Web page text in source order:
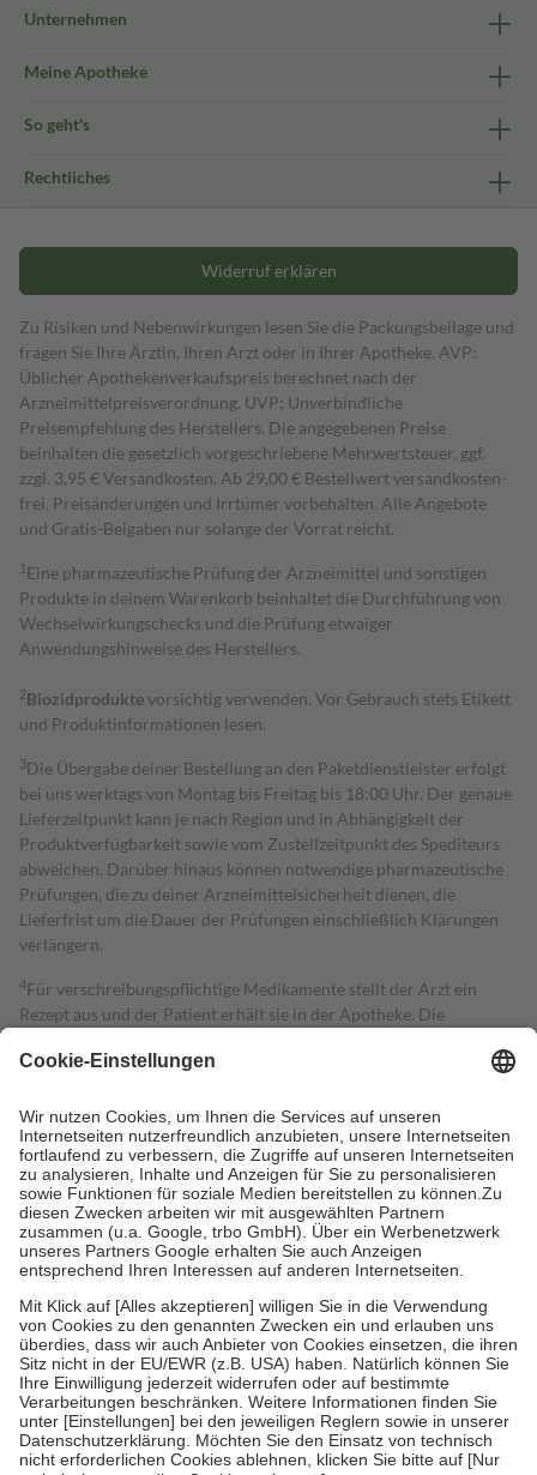
Unternehmen
Meine Apotheke
So geht's
Rechtliches
Widerruf erklären
Zu Risiken und Nebenwirkungen lesen Sie die Packungsbeilage und
fragen Sie Ihre Ärztin, Ihren Arzt oder in Ihrer Apotheke. AVP:
Üblicher Apothekenverkaufspreis berechnet nach der
Arzneimittelpreisverordnung. UVP: Unverbindliche
Preisempfehlung des Herstellers. Die angegebenen Preise
beinhalten die gesetzlich vorgeschriebene Mehrwertsteuer, ggf.
zzgl. 3,95 € Versandkosten. Ab 29,00 € Bestell­wert versand­kosten­
frei. Preisänderungen und Irrtümer vorbehalten. Alle Angebote
und Gratis-Beigaben nur solange der Vorrat reicht.
1 Eine pharmazeutische Prüfung der Arzneimittel und sonstigen
Produkte in deinem Warenkorb beinhaltet die Durchführung von
Wechselwirkungschecks und die Prüfung etwaiger
Anwendungshinweise des Herstellers.
2Biozidproduktevorsichtig verwenden. Vor Gebrauch stets Etikett
und Produktinformationen lesen.
3Die Übergabe deiner Bestellung an den Paketdienstleister erfolgt
bei uns werktags von Montag bis Freitag bis 18:00 Uhr. Der genaue
Lieferzeitpunkt kann je nach Region und in Abhängigkeit der
Produktverfügbarkeit sowie vom Zustellzeitpunkt des Spediteurs
abweichen. Darüber hinaus können notwendige pharmazeutische
Prüfungen, die zu deiner Arzneimittelsicherheit dienen, die
Lieferfrist um die Dauer der Prüfungen einschließlich Klärungen
verlängern.
4Für verschreibungspflichtige Medikamente stellt der Arzt ein
Rezept aus und der Patient erhält sie in der Apotheke. Die
Kosten dafür, der Versicherte trägt einen Teil davon als Zuzahlung
Grundsätzlich leisten Mitglieder Zuzahlungen in Höhe von zehn
Prozent des Abgabepreises,mindestensjedochfünf Euround
höchstens zehn Euro.Es sind jedoch nie mehr als die tatsächlichen
Kosten der Leistung zu entrichten.
Diese Regeln gelten grundsätzlich auch für Online-Apotheken.
Bei Heilmitteln und häuslicher Krankenpflege beträgt die
Zuzahlung zehn Prozent der Kosten sowie zehn Euro je
Um das Engagement der Versicherten für ihre eigene Gesundheit zu
stärken und die besondere Stellung der Familie zu unterstützen,
fallenkeine Zuzahlungen an bei:
• Kindern und Jugendlichen bis zum vollendeten 18. Lebensjahr
mit Ausnahme der Fahrkosten
• Untersuchungen zur Vorsorge und Früherkennung, die von der
GKV getragen werden